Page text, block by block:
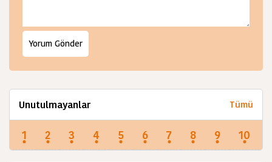
Unutulmayanlar Tümü
1 2 3 4 5 6 7 8 9 10